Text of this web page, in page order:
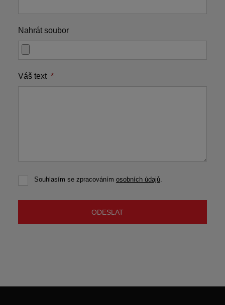
Nahrát soubor
Váš text *
SouhlasímSouhlasím se zpracováním osobních údajů
ODESLAT